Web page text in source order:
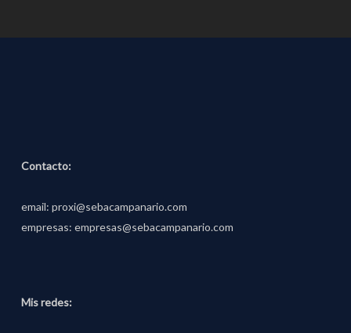
Contacto:
email: proxi@sebacampanario.com
empresas: empresas@sebacampanario.com
Mis redes: